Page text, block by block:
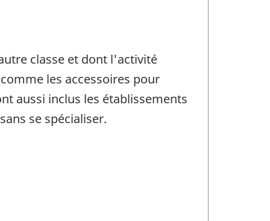
classe et dont l'activité
les accessoires pour
aussi inclus les établissements
se spécialiser.